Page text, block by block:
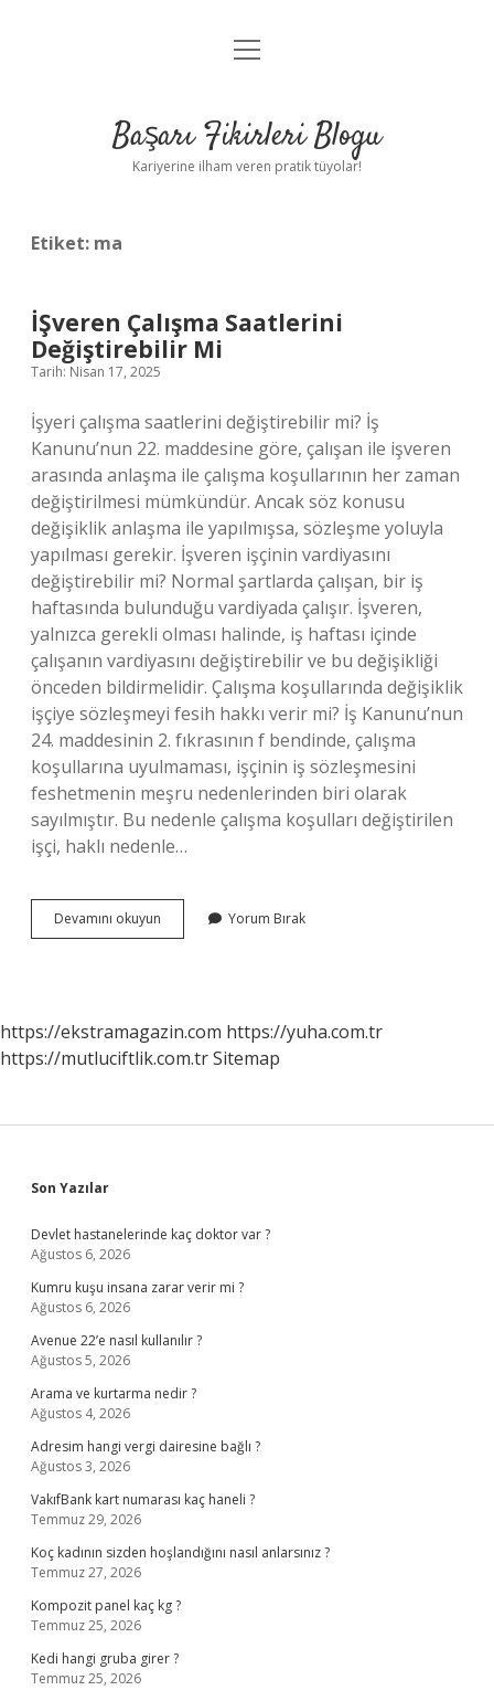
Anasayfa
Yasal Uyarı
menüyü
Başarı Fikirleri Blogu
Kariyerine ilham veren pratik tüyolar!
Etiket: ma
İŞveren Çalışma Saatlerini
Değiştirebilir Mi
Tarih: Nisan 17, 2025
İşyeri çalışma saatlerini değiştirebilir mi? İş
Kanunu’nun 22. maddesine göre, çalışan ile işveren
arasında anlaşma ile çalışma koşullarının her zaman
değiştirilmesi mümkündür. Ancak söz konusu
değişiklik anlaşma ile yapılmışsa, sözleşme yoluyla
yapılması gerekir. İşveren işçinin vardiyasını
değiştirebilir mi? Normal şartlarda çalışan, bir iş
haftasında bulunduğu vardiyada çalışır. İşveren,
yalnızca gerekli olması halinde, iş haftası içinde
çalışanın vardiyasını değiştirebilir ve bu değişikliği
önceden bildirmelidir. Çalışma koşullarında değişiklik
işçiye sözleşmeyi fesih hakkı verir mi? İş Kanunu’nun
24. maddesinin 2. fıkrasının f bendinde, çalışma
koşullarına uyulmaması, işçinin iş sözleşmesini
feshetmenin meşru nedenlerinden biri olarak
sayılmıştır. Bu nedenle çalışma koşulları değiştirilen
işçi, haklı nedenle…
Devamını okuyun
Çalışma
Yorum Bırak
https://ekstramagazin.com https://yuha.com.tr
https://mutluciftlik.com.trSitemap
Sidebar
Son Yazılar
Devlet hastanelerinde kaç doktor var ?
Ağustos 6, 2026
Kumru kuşu insana zarar verir mi ?
Ağustos 6, 2026
Avenue 22’e nasıl kullanılır ?
Ağustos 5, 2026
Arama ve kurtarma nedir ?
Ağustos 4, 2026
Adresim hangi vergi dairesine bağlı ?
Ağustos 3, 2026
VakıfBank kart numarası kaç haneli ?
Temmuz 29, 2026
Koç kadının sizden hoşlandığını nasıl anlarsınız ?
Temmuz 27, 2026
Kompozit panel kaç kg ?
Temmuz 25, 2026
Kedi hangi gruba girer ?
Temmuz 25, 2026